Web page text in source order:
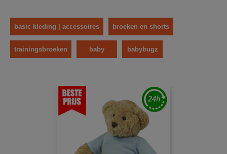
basic kleding | accessoires broeken en shorts
trainingsbroeken baby babybugz